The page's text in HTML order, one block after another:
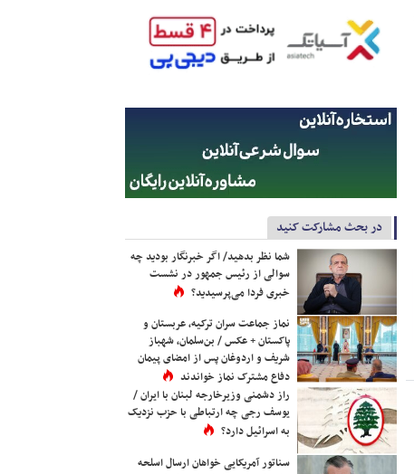
در بحث مشارکت کنید
شما نظر بدهید/ اگر خبرنگار بودید چه
سوالی از رئیس جمهور در نشست
خبری فردا می‌پرسیدید؟
نماز جماعت سران ترکیه، عربستان و
پاکستان + عکس / بن‌سلمان، شهباز
شریف و اردوغان پس از امضای پیمان
دفاع مشترک نماز خواندند
راز دشمنی وزیرخارجه لبنان با ایران /
یوسف رجی چه ارتباطی با حزب نزدیک
به اسرائیل دارد؟
سناتور آمریکایی خواهان ارسال اسلحه